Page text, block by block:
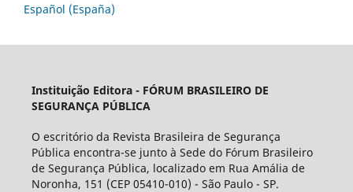
Español (España)
Instituição Editora - FÓRUM BRASILEIRO DE
SEGURANÇA PÚBLICA
O escritório da Revista Brasileira de Segurança
Pública encontra-se junto à Sede do Fórum Brasileiro
de Segurança Pública, localizado em Rua Amália de
Noronha, 151 (CEP 05410-010) - São Paulo - SP.